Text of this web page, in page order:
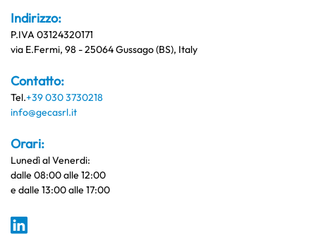
Indirizzo:
P.IVA 03124320171
via E.Fermi, 98 - 25064 Gussago (BS), Italy
Contatto:
Tel.+39 030 3730218
info@gecasrl.it
Orari:
Lunedì al Venerdi:
dalle 08:00 alle 12:00
e dalle 13:00 alle 17:00